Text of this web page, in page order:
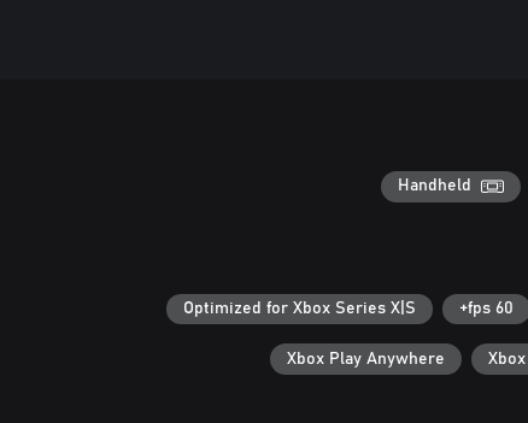
Handheld
60 fps+
Optimized for Xbox Series X|S
Xbox Play Anywhere